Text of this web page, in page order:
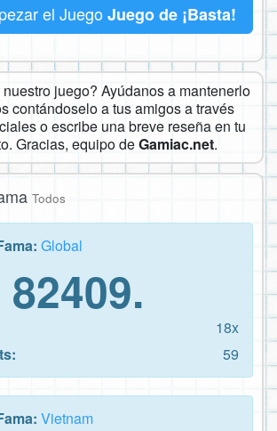
el Juego Juego de ¡Basta!
juego? Ayúdanos a mantenerlo
contándoselo a tus amigos a través
o escribe una breve reseña en tu
Gracias, equipo deGamiac.net.
Todos
Global
82409.
18x
59
Vietnam